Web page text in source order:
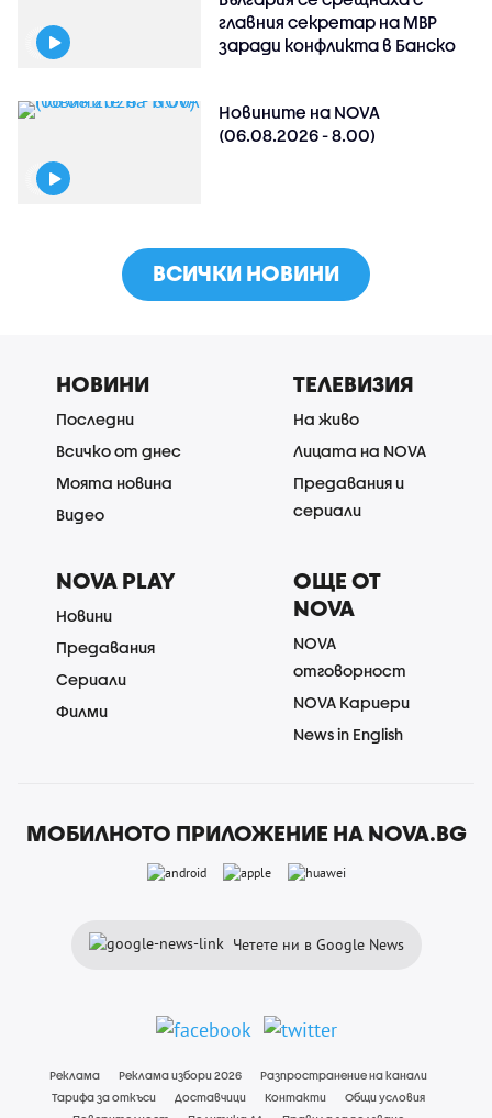
главния секретар на МВР
заради конфликта в Банско
Новините на NOVA
(06.08.2026 - 8.00)
ВСИЧКИ НОВИНИ
НОВИНИ
Последни
Всичко от днес
Моята новина
Видео
ТЕЛЕВИЗИЯ
На живо
Лицата на NOVA
Предавания и
сериали
NOVA PLAY
Новини
Предавания
Сериали
Филми
ОЩЕ ОТ
NOVA
NOVA
отговорност
NOVA Кариери
News in English
МОБИЛНОТО ПРИЛОЖЕНИЕ НА NOVA.BG
Четете ни в Google News
Реклама Реклама избори 2026
Разпространение на канали
Тарифа за откъси
Доставчици Контакти
Общи условия